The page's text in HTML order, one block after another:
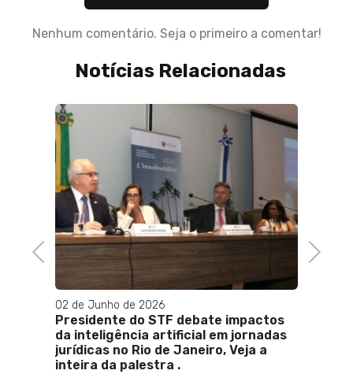
Nenhum comentário. Seja o primeiro a comentar!
Notícias Relacionadas
Previous
02 de Junho de 2026
Presidente do STF debate impactos
da inteligência artificial em jornadas
jurídicas no Rio de Janeiro, Veja a
inteira da palestra .
Next